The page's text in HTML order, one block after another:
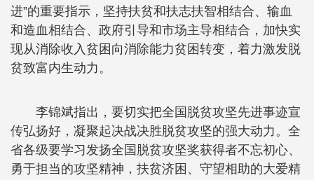
进”的重要指示，坚持扶贫和扶志扶智相结合、输血
和造血相结合、政府引导和市场主导相结合，加快实
现从消除收入贫困向消除能力贫困转变，着力激发脱
贫致富内生动力。
李锦斌指出，要切实把全国脱贫攻坚先进事迹宣
传弘扬好，凝聚起决战决胜脱贫攻坚的强大动力。全
省各级要学习发扬全国脱贫攻坚奖获得者不忘初心、
勇于担当的攻坚精神，扶贫济困、守望相助的大爱精